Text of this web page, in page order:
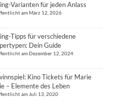
Varianten für jeden Anlass
am März 12, 2026
Tipps für verschiedene
Dein Guide
am Dezember 12, 2024
Kino Tickets für Marie
– Elemente des Leben
am Juli 13, 2020